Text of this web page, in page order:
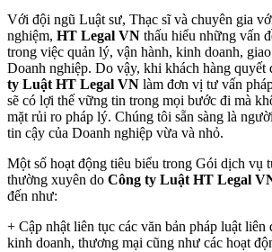
Với đội ngũ Luật sư, Thạc sĩ và chuyên gia
nghiệm, HT Legal VN thấu hiểu những vấn
trong việc quản lý, vận hành, kinh doanh,
Doanh nghiệp. Do vậy, khi khách hàng quyết
ty Luật HT Legal VN làm đơn vị tư vấn
sẽ có lợi thế vững tin trong mọi bước đi mà
mặt rủi ro pháp lý. Chúng tôi sẵn sàng là
tin cậy của Doanh nghiệp vừa và nhỏ.
Một số hoạt động tiêu biểu trong Gói dịch vụ
thường xuyên do Công ty Luật HT Legal
đến như:
+ Cập nhật liên tục các văn bản pháp luật
kinh doanh, thương mại cũng như các hoạt